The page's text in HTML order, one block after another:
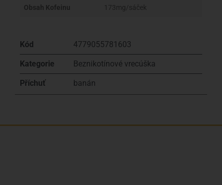
Obsah Kofeinu 173mg/sáček
Kód 4779055781603
Kategorie Beznikotínové vrecúška
Příchuť banán